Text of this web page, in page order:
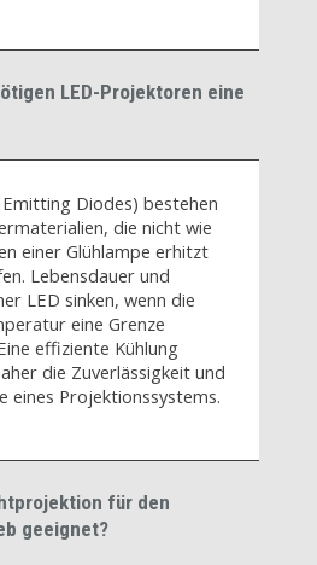
LED-Projektoren eine
Diodes) bestehen
die nicht wie
einer Glühlampe erhitzt
Lebensdauer und
LED sinken, wenn die
eine Grenze
effiziente Kühlung
die Zuverlässigkeit und
eines Projektionssystems.
für den
geeignet?